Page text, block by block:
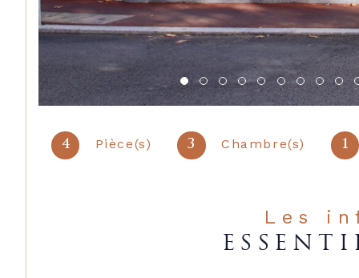
4 Pièce(s) 3 Chambre(s) 1
Les